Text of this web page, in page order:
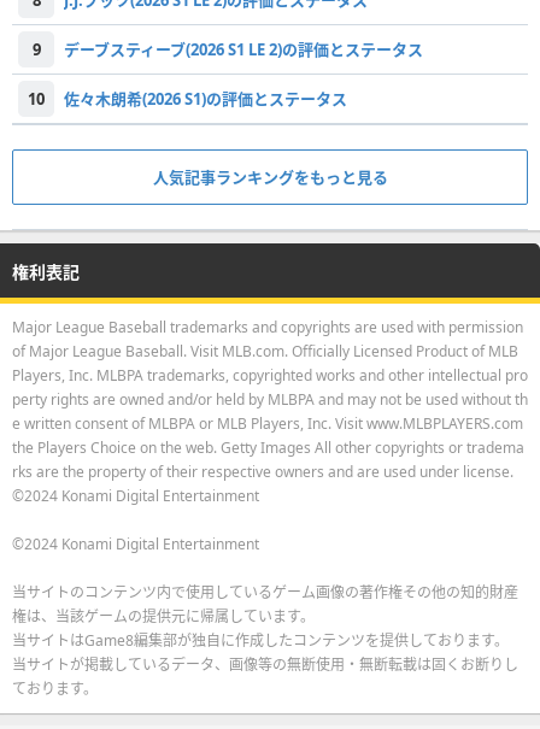
9 デーブスティーブ(2026 S1 LE 2)の評価とステータス
10 佐々木朗希(2026 S1)の評価とステータス
人気記事ランキングをもっと見る
権利表記
Major League Baseball trademarks and copyrights are used with permission
of Major League Baseball. Visit MLB.com. Officially Licensed Product of MLB
Players, Inc. MLBPA trademarks, copyrighted works and other intellectual pro
perty rights are owned and/or held by MLBPA and may not be used without th
e written consent of MLBPA or MLB Players, Inc. Visit www.MLBPLAYERS.com
the Players Choice on the web. Getty Images All other copyrights or tradema
rks are the property of their respective owners and are used under license.
©2024 Konami Digital Entertainment
©2024 Konami Digital Entertainment
当サイトのコンテンツ内で使用しているゲーム画像の著作権その他の知的財産
権は、当該ゲームの提供元に帰属しています。
当サイトはGame8編集部が独自に作成したコンテンツを提供しております。
当サイトが掲載しているデータ、画像等の無断使用・無断転載は固くお断りし
ております。